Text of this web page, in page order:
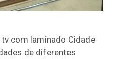
com laminado Cidade
de diferentes